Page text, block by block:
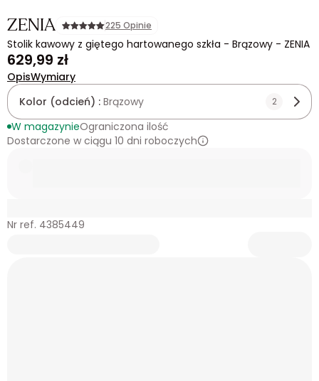
ZENIA 225 Opinie
Stolik kawowy z giętego hartowanego szkła - Brązowy - ZENIA
629,99 zł
OpisWymiary
Kolor (odcień) : Brązowy 2
W magazynieOgraniczona ilość
Dostarczone w ciągu 10 dni roboczych
Nr ref. 4385449